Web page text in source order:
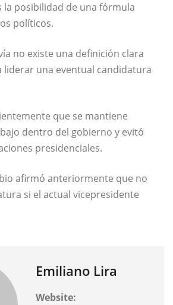
la posibilidad de una fórmula
políticos.
no existe una definición clara
una eventual candidatura
que se mantiene
dentro del gobierno y evitó
presidenciales.
afirmó anteriormente que no
si el actual vicepresidente
Emiliano Lira
Website: